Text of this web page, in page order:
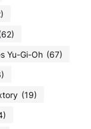
Yu-Gi-Oh (67)
(19)